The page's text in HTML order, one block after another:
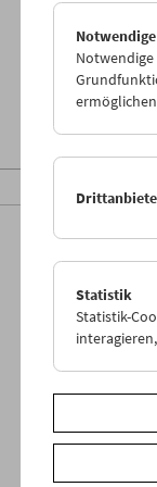
04
Notwendige
Statistik
Statistik-